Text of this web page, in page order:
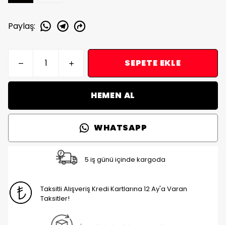
Paylaş:
SEPETE EKLE
HEMEN AL
WHATSAPP
5 iş günü içinde kargoda
Taksitli Alışveriş Kredi Kartlarına 12 Ay'a Varan
Taksitler!